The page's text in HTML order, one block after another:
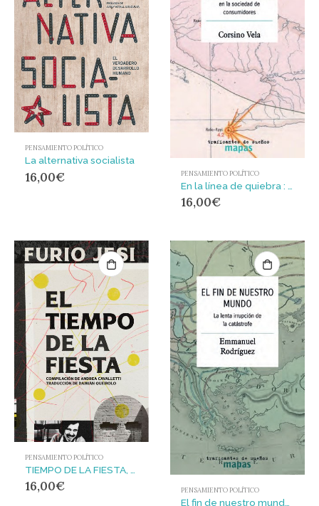
PENSAMIENTO POLÍTICO
La alternativa socialista
16,00€ PENSAMIENTO POLÍTICO
16,00€
PENSAMIENTO POLÍTICO
16,00€ PENSAMIENTO POLÍTICO